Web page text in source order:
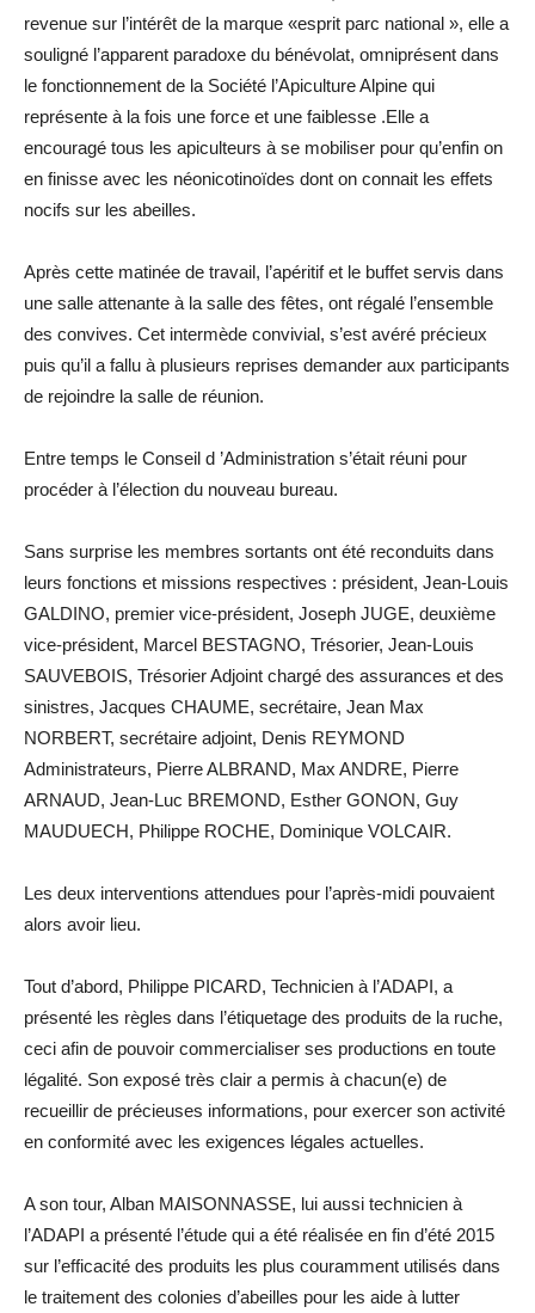
revenue sur l’intérêt de la marque «esprit parc national », elle a
souligné l’apparent paradoxe du bénévolat, omniprésent dans
le fonctionnement de la Société l’Apiculture Alpine qui
représente à la fois une force et une faiblesse .Elle a
encouragé tous les apiculteurs à se mobiliser pour qu’enfin on
en finisse avec les néonicotinoïdes dont on connait les effets
nocifs sur les abeilles.
Après cette matinée de travail, l’apéritif et le buffet servis dans
une salle attenante à la salle des fêtes, ont régalé l’ensemble
des convives. Cet intermède convivial, s’est avéré précieux
puis qu’il a fallu à plusieurs reprises demander aux participants
de rejoindre la salle de réunion.
Entre temps le Conseil d ’Administration s’était réuni pour
procéder à l’élection du nouveau bureau.
Sans surprise les membres sortants ont été reconduits dans
leurs fonctions et missions respectives : président, Jean-Louis
GALDINO, premier vice-président, Joseph JUGE, deuxième
vice-président, Marcel BESTAGNO, Trésorier, Jean-Louis
SAUVEBOIS, Trésorier Adjoint chargé des assurances et des
sinistres, Jacques CHAUME, secrétaire, Jean Max
NORBERT, secrétaire adjoint, Denis REYMOND
Administrateurs, Pierre ALBRAND, Max ANDRE, Pierre
ARNAUD, Jean-Luc BREMOND, Esther GONON, Guy
MAUDUECH, Philippe ROCHE, Dominique VOLCAIR.
Les deux interventions attendues pour l’après-midi pouvaient
alors avoir lieu.
Tout d’abord, Philippe PICARD, Technicien à l’ADAPI, a
présenté les règles dans l’étiquetage des produits de la ruche,
ceci afin de pouvoir commercialiser ses productions en toute
légalité. Son exposé très clair a permis à chacun(e) de
recueillir de précieuses informations, pour exercer son activité
en conformité avec les exigences légales actuelles.
A son tour, Alban MAISONNASSE, lui aussi technicien à
l’ADAPI a présenté l’étude qui a été réalisée en fin d’été 2015
sur l’efficacité des produits les plus couramment utilisés dans
le traitement des colonies d’abeilles pour les aide à lutter